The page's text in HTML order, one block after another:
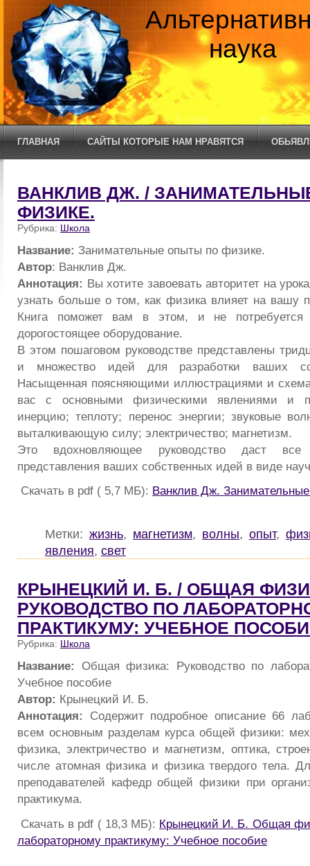
наука
ГЛАВНАЯ САЙТЫ КОТОРЫЕ НАМ НРАВЯТСЯ
ВАНКЛИВ ДЖ. /
ФИЗИКЕ.
Рубрика: Школа
Название: Занимательные опыты по физике.
Автор: Ванклив Дж.
Аннотация: Вы хотите завоевать авторитет на
узнать больше о том, как физика влияет на вашу
Книга поможет вам в этом, и не потребуется
дорогостоящее оборудование.
В этом пошаговом руководстве представлены
и множество идей для разработки ваших
Насыщенная поясняющими иллюстрациями и
вас с основными физическими явлениями и
инерцию; теплоту; перенос энергии; звуковые
выталкивающую силу; электричество; магнетизм.
Это вдохновляющее руководство даст
представления ваших собственных идей в виде
Скачать в pdf ( 5,7 МБ): Ванклив Дж.
Метки: жизнь, магнетизм, волны, опыт,
явления, свет
КРЫНЕЦКИЙ И. Б. / ОБЩАЯ
РУКОВОДСТВО ПО
ПРАКТИКУМУ: УЧЕБНОЕ
Рубрика: Школа
Название: Общая физика: Руководство по
Учебное пособие
Автор: Крынецкий И. Б.
Аннотация: Содержит подробное описание 66
всем основным разделам курса общей физики:
физика, электричество и магнетизм, оптика,
числе атомная физика и физика твердого тела.
преподавателей кафедр общей физики при
практикума.
Скачать в pdf ( 18,3 МБ): Крынецкий И. Б. Общая
лабораторному практикуму: Учебное пособие